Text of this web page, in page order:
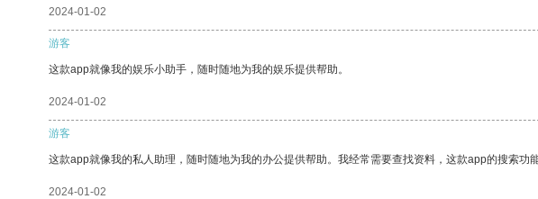
2024-01-02
游客
这款app就像我的娱乐小助手，随时随地为我的娱乐提供帮助。
2024-01-02
游客
这款app就像我的私人助理，随时随地为我的办公提供帮助。我经常需要查找资料，这款app的搜索功
2024-01-02